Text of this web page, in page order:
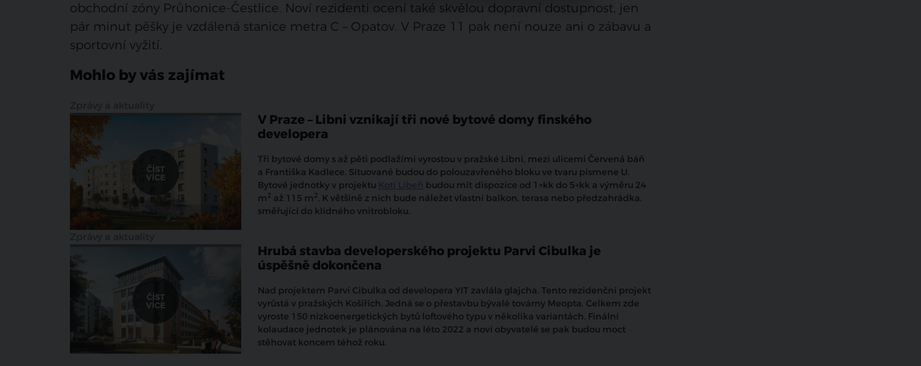
obchodní zóny Průhonice-Čestlice. Noví rezidenti ocení také skvělou dopravní dostupnost, jen
pár minut pěšky je vzdálená stanice metra C – Opatov. V Praze 11 pak není nouze ani o zábavu a
sportovní vyžití.
Mohlo by vás zajímat
V Praze – Libni vznikají tři nové bytové domy finského
developera
Tři bytové domy s až pěti podlažími vyrostou v pražské Libni, mezi ulicemi Červená báň
a Františka Kadlece. Situované budou do polouzavřeného bloku ve tvaru písmene U.
Bytové jednotky v projektu Koti Libeň budou mít dispozice od 1+kk do 5+kk a výměru 24
m 2 až 115 m 2. K většině z nich bude náležet vlastní balkon, terasa nebo předzahrádka,
směřující do klidného vnitrobloku.
Hrubá stavba developerského projektu Parvi Cibulka je
úspěšně dokončena
Nad projektem Parvi Cibulka od developera YIT zavlála glajcha. Tento rezidenční projekt
vyrůstá v pražských Košířích. Jedná se o přestavbu bývalé továrny Meopta. Celkem zde
vyroste 150 nízkoenergetických bytů loftového typu v několika variantách. Finální
kolaudace jednotek je plánována na léto 2022 a noví obyvatelé se pak budou moct
stěhovat koncem téhož roku.